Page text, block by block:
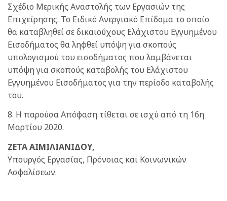
Σχέδιο Μερικής Αναστολής των Εργασιών της
Επιχείρησης. Το Ειδικό Ανεργιακό Επίδομα το οποίο
θα καταβληθεί σε δικαιούχους Ελάχιστου Εγγυημένου
Εισοδήματος θα ληφθεί υπόψη για σκοπούς
υπολογισμού του εισοδήματος που λαμβάνεται
υπόψη για σκοπούς καταβολής του Ελάχιστου
Εγγυημένου Εισοδήματος για την περίοδο καταβολής
του.
8. Η παρούσα Απόφαση τίθεται σε ισχύ από τη 16η
Μαρτίου 2020.
ΖΕΤΑ ΑΙΜΙΛΙΑΝΙΔΟΥ,
Υπουργός Εργασίας, Πρόνοιας και Κοινωνικών
Ασφαλίσεων.